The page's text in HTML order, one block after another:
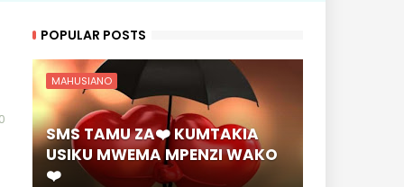
POPULAR POSTS
MAHUSIANO
SMS TAMU ZA❤️ KUMTAKIA
USIKU MWEMA MPENZI WAKO
❤️